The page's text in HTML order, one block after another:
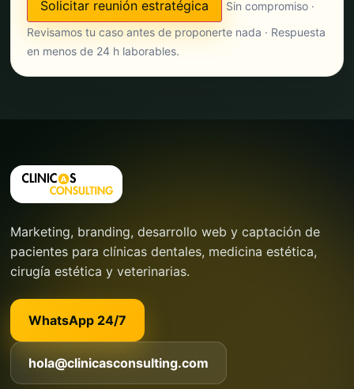
Solicitar reunión estratégica
Sin compromiso ·
Revisamos tu caso antes de proponerte nada · Respuesta
en menos de 24 h laborables.
Marketing, branding, desarrollo web y captación de
pacientes para clínicas dentales, medicina estética,
cirugía estética y veterinarias.
WhatsApp 24/7
hola@clinicasconsulting.com